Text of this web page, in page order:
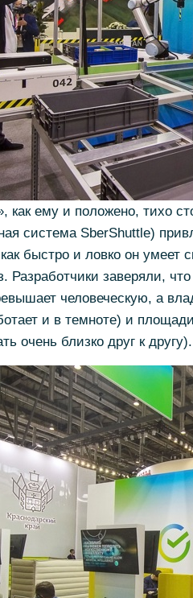
как ему и положено, тихо
система SberShuttle)
быстро и ловко он умеет
Разработчики заверяли,
человеческую, а
и в темноте) и
очень близко друг к другу).